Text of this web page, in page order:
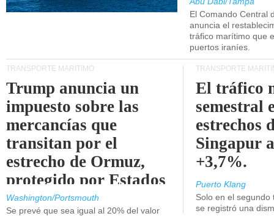
El Comando Central
anuncia el
tráfico marítimo que
puertos iraníes.
TRANSPORTE MARÍTIMO
Trump anuncia un
impuesto sobre las
mercancías que
transitan por el
estrecho de Ormuz,
protegido por Estados
Unidos.
Washington/Portsmouth
Se prevé que sea igual al 20% del valor
TRANSPORTE
El tráfico
semestral
estrechos
Singapur
+3,7%.
Puerto Klang
Solo en el
se registró una